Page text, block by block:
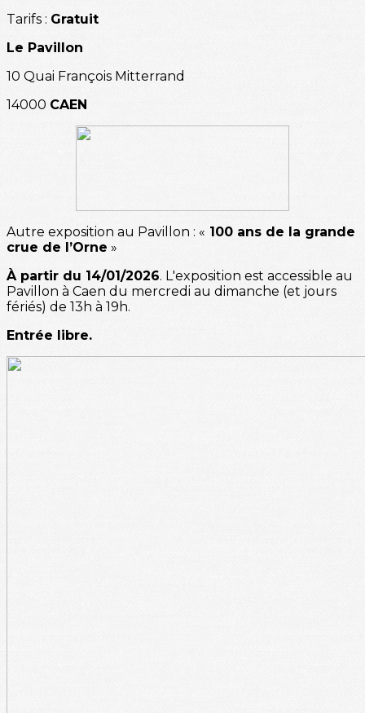
Tarifs : Gratuit
Le Pavillon
10 Quai François Mitterrand
14000 CAEN
Autre exposition au Pavillon : « 100 ans de la grande
crue de l’Orne »
À partir du 14/01/2026. L'exposition est accessible au
Pavillon à Caen du mercredi au dimanche (et jours
fériés) de 13h à 19h.
Entrée libre.